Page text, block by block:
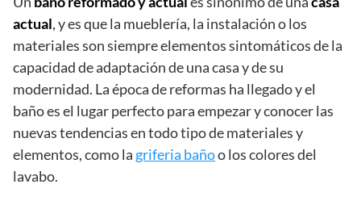
actual, y es que la mueblería, la instalación o los
materiales son siempre elementos sintomáticos de la
capacidad de adaptación de una casa y de su
modernidad. La época de reformas ha llegado y el
baño es el lugar perfecto para empezar y conocer las
nuevas tendencias en todo tipo de materiales y
elementos, como la griferia bañoo los colores del
lavabo.